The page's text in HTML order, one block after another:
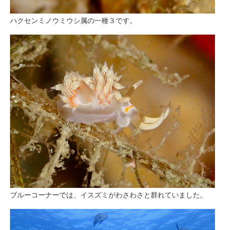
ハクセンミノウミウシ属の一種３です。
ブルーコーナーでは、イスズミがわさわさと群れていました。